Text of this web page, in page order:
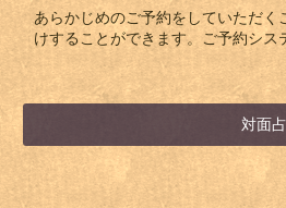
あらかじめのご予約をしていただ
けすることができます。ご予約シス
対面